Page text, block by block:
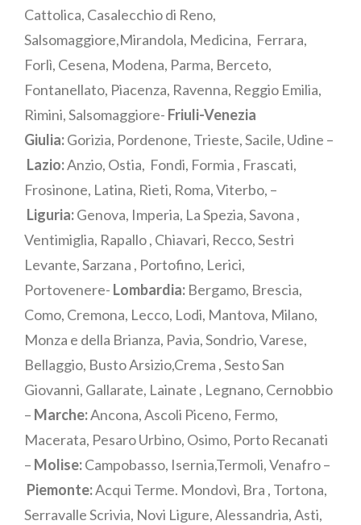
Cattolica, Casalecchio di Reno,
Salsomaggiore,Mirandola, Medicina, Ferrara,
Forlì, Cesena, Modena, Parma, Berceto,
Fontanellato, Piacenza, Ravenna, Reggio Emilia,
Rimini, Salsomaggiore- Friuli-Venezia
Giulia:Gorizia, Pordenone, Trieste, Sacile, Udine –
Lazio:Anzio, Ostia, Fondi, Formia , Frascati,
Frosinone, Latina, Rieti, Roma, Viterbo, –
Liguria:Genova, Imperia, La Spezia, Savona ,
Ventimiglia, Rapallo , Chiavari, Recco, Sestri
Levante, Sarzana , Portofino, Lerici,
Portovenere- Lombardia: Bergamo, Brescia,
Como, Cremona, Lecco, Lodi, Mantova, Milano,
Monza e della Brianza, Pavia, Sondrio, Varese,
Bellaggio, Busto Arsizio,Crema , Sesto San
Giovanni, Gallarate, Lainate , Legnano, Cernobbio
– Marche:Ancona, Ascoli Piceno, Fermo,
Macerata, Pesaro Urbino, Osimo, Porto Recanati
– Molise:Campobasso, Isernia,Termoli, Venafro –
Piemonte:Acqui Terme. Mondovì, Bra , Tortona,
Serravalle Scrivia, Novi Ligure, Alessandria, Asti,